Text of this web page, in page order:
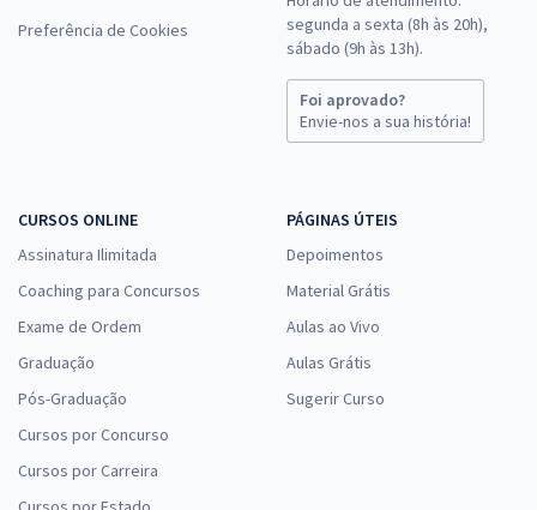
Preferência de Cookies
segunda a sexta (8h às 20h),
sábado (9h às 13h).
Foi aprovado?
Envie-nos a sua história!
CURSOS ONLINE
Assinatura Ilimitada
Coaching para Concursos
Exame de Ordem
Graduação
Pós-Graduação
Cursos por Concurso
Cursos por Carreira
PÁGINAS ÚTEIS
Depoimentos
Material Grátis
Aulas ao Vivo
Aulas Grátis
Sugerir Curso